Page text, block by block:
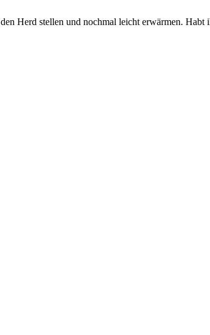
Herd stellen und nochmal leicht erwärmen.